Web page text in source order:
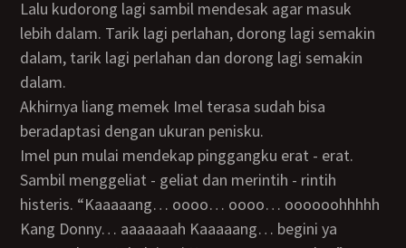
Lalu kudorong lagi sambil mendesak agar masuk
lebih dalam. Tarik lagi perlahan, dorong lagi semakin
dalam, tarik lagi perlahan dan dorong lagi semakin
dalam.
Akhirnya liang memek Imel terasa sudah bisa
beradaptasi dengan ukuran penisku.
Imel pun mulai mendekap pinggangku erat - erat.
Sambil menggeliat - geliat dan merintih - rintih
histeris. “Kaaaaang… oooo… oooo… oooooohhhhh
Kang Donny… aaaaaaah Kaaaaang… begini ya